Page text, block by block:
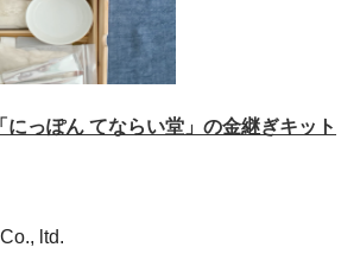
っぽん てならい堂」の金継ぎキット
ltd.